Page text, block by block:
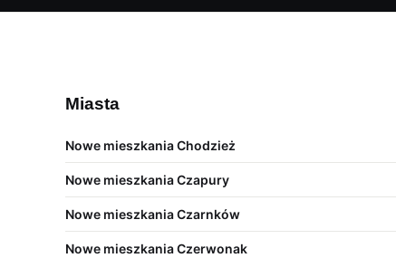
Miasta
Nowe mieszkania Chodzież
Nowe mieszkania Czapury
Nowe mieszkania Czarnków
Nowe mieszkania Czerwonak